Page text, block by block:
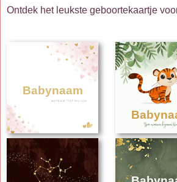
Ontdek het leukste geboortekaartje
Babynaam